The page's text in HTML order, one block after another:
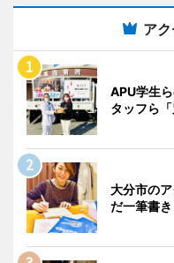
ア
APU学生
タッフら
大分市の
だ一筆書